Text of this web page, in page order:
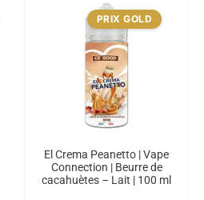
PRIX GOLD
El Crema Peanetto | Vape
Connection | Beurre de
cacahuètes – Lait | 100 ml